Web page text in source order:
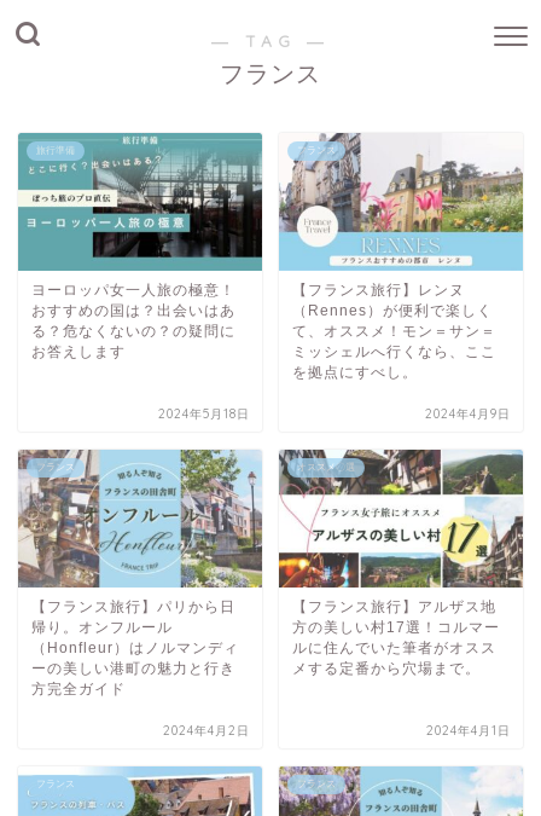
― TAG ―
フランス
旅行準備
ヨーロッパ女一人旅の極意！
おすすめの国は？出会いはあ
る？危なくないの？の疑問に
お答えします
2024年5月18日
フランス
【フランス旅行】レンヌ
（Rennes）が便利で楽しく
て、オススメ！モン＝サン＝
ミッシェルへ行くなら、ここ
を拠点にすべし。
2024年4月9日
フランス
【フランス旅行】パリから日
帰り。オンフルール
（Honfleur）はノルマンディ
ーの美しい港町の魅力と行き
方完全ガイド
2024年4月2日
オススメ〇選
【フランス旅行】アルザス地
方の美しい村17選！コルマー
ルに住んでいた筆者がオスス
メする定番から穴場まで。
2024年4月1日
フランス フランス